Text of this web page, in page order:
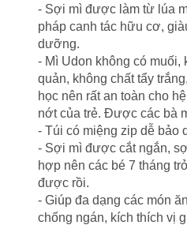
- Sợi mì được làm từ lúa
pháp canh tác hữu cơ,
dưỡng.
- Mì Udon không có muối,
quản, không chất tẩy
học nên rất an toàn cho
nớt của trẻ. Được các bà
- Túi có miệng zip dễ bảo
- Sợi mì được cắt ngắn,
hợp nên các bé 7 tháng
được rồi.
- Giúp đa dạng các món
chống ngán, kích thích vị